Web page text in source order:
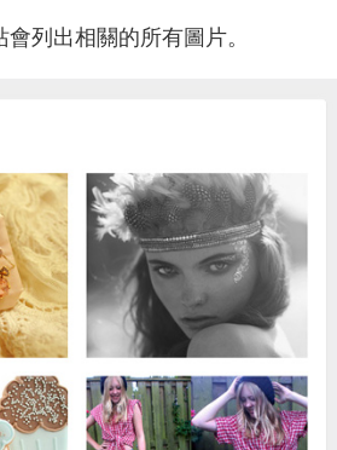
列出相關的所有圖片。